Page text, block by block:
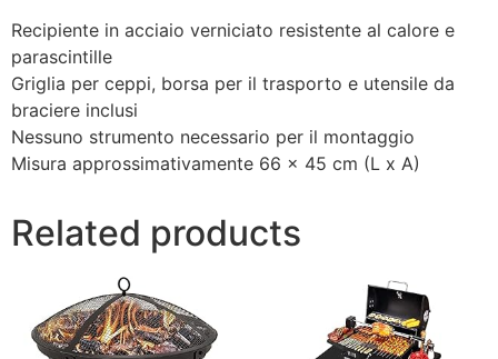
Recipiente in acciaio verniciato resistente al calore e
parascintille
Griglia per ceppi, borsa per il trasporto e utensile da
braciere inclusi
Nessuno strumento necessario per il montaggio
Misura approssimativamente 66 x 45 cm (L x A)
Related products